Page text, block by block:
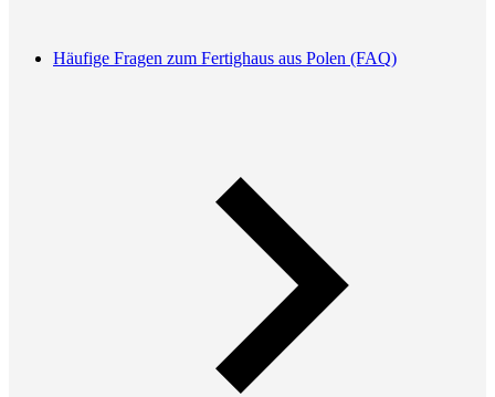
Häufige Fragen zum Fertighaus aus Polen (FAQ)